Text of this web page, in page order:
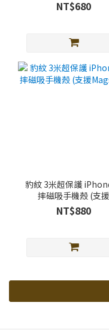
NT$680
豹紋 3米超保護
摔磁吸手機殼 (支援
Magsafe)
NT$880